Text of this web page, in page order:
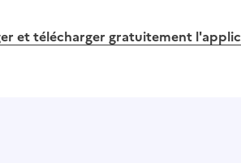
et télécharger gratuitement